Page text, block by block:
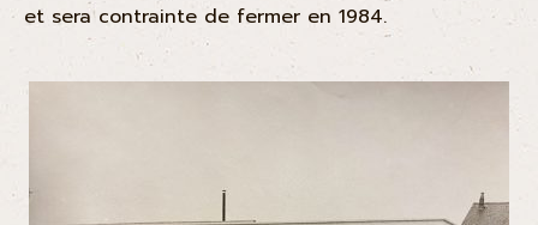
et sera contrainte de fermer en 1984.